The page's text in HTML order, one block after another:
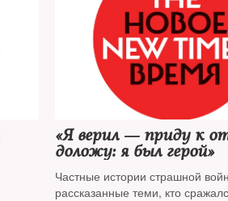
«Я верил — приду к
доложу: я был герой»
Частные истории страшной
рассказанные теми, кто